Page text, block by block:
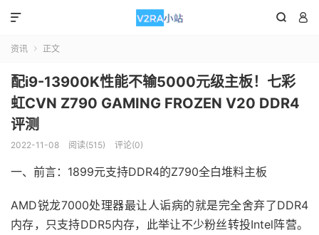
 

资讯  正文
配i9-13900K性能不输5000元级主板！七彩
虹CVN Z790 GAMING FROZEN V20 DDR4
评测
2022-11-08 阅读(515) 评论(0)
一、前言：1899元支持DDR4的Z790全白堆料主板
AMD锐龙7000处理器最让人诟病的就是完全舍弃了DDR4
内存，只支持DDR5内存，此举让不少粉丝转投Intel阵营。